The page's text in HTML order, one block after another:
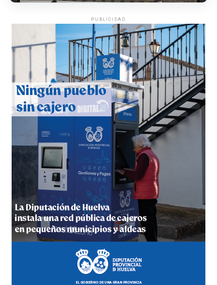
CUARTA CORRIDA DE LAS FIESTAS COLOMBINAS
2026
hace 4 días·Huelvatv
4º DÍA DE LAS FIESTAS COLOMBINAS 2026
hace 4 días·Huelvatv
PUBLICIDAD